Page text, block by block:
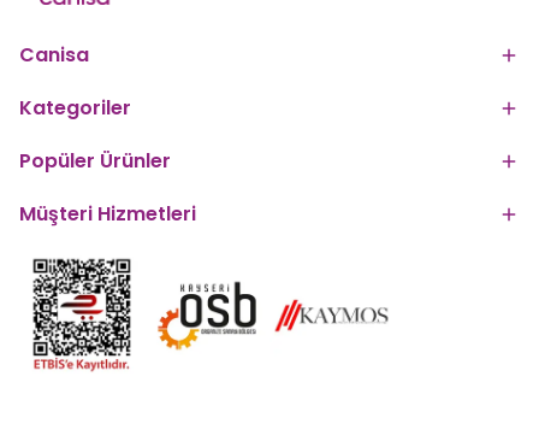
Canisa
Kategoriler
Popüler Ürünler
Müşteri Hizmetleri